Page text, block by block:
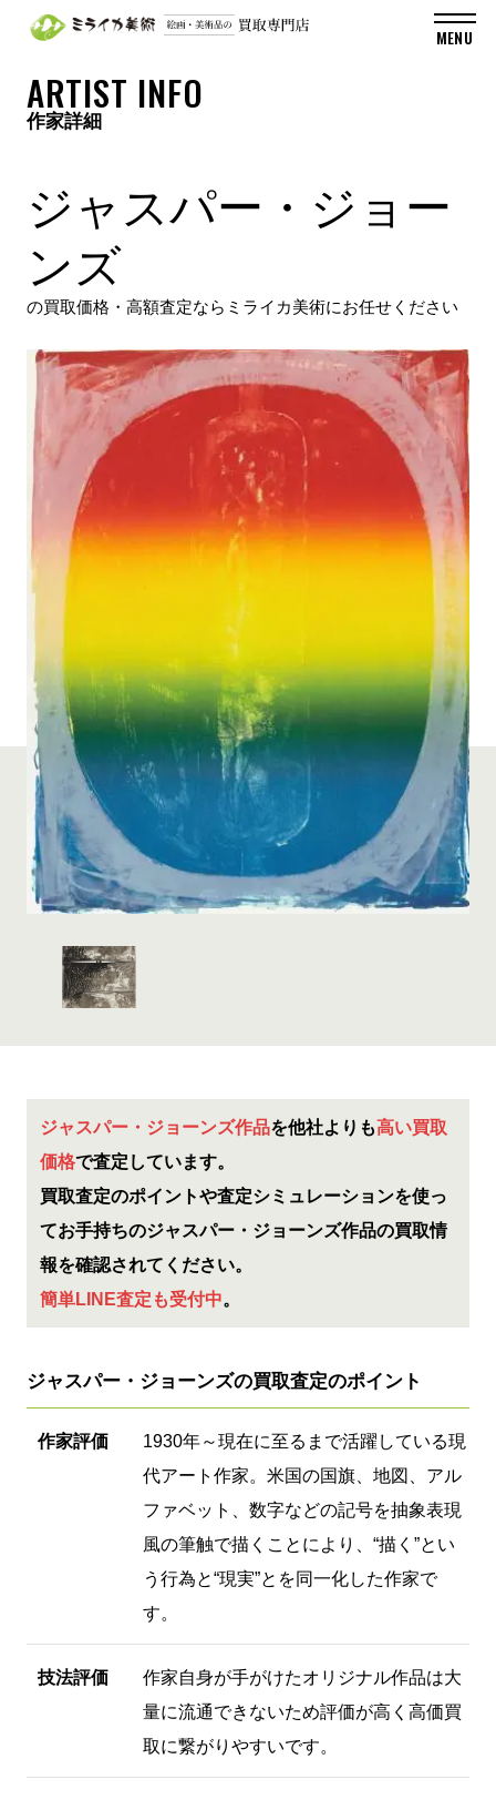
ARTIST INFO
作家詳細
ジャスパー・ジョー
ンズ
の買取価格・高額査定ならミライカ美術にお任せください
ジャスパー・ジョーンズ作品を他社よりも高い買取
価格で査定しています。
買取査定のポイントや査定シミュレーションを使っ
てお手持ちのジャスパー・ジョーンズ作品の買取情
報を確認されてください。
簡単LINE査定も受付中。
ジャスパー・ジョーンズの買取査定のポイント
作家評価
1930年～現在に至るまで活躍している現
代アート作家。米国の国旗、地図、アル
ファベット、数字などの記号を抽象表現
風の筆触で描くことにより、“描く”とい
う行為と“現実”とを同一化した作家で
す。
技法評価
作家自身が手がけたオリジナル作品は大
量に流通できないため評価が高く高価買
取に繋がりやすいです。